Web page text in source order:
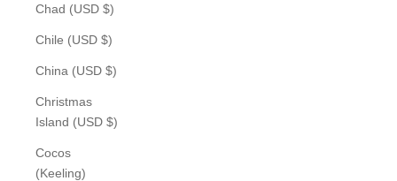
Chad (USD $)
Chile (USD $)
China (USD $)
Christmas
Island (USD $)
Cocos
(Keeling)